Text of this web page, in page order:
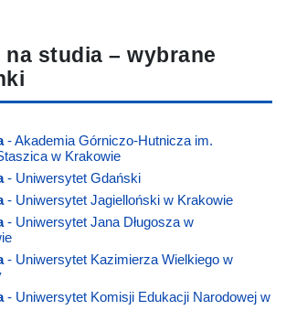
na studia – wybrane
- Akademia Górniczo-Hutnicza im.
w Krakowie
- Uniwersytet Gdański
- Uniwersytet Jagielloński w Krakowie
- Uniwersytet Jana Długosza w
- Uniwersytet Kazimierza Wielkiego w
- Uniwersytet Komisji Edukacji Narodowej w